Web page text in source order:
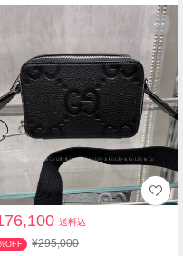
送料込
¥295,000